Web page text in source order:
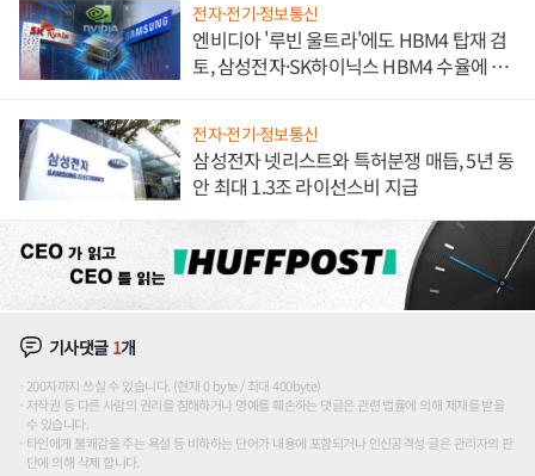
전자·전기·정보통신
엔비디아 '루빈 울트라'에도 HBM4 탑재 검
토, 삼성전자·SK하이닉스 HBM4 수율에 주
전자·전기·정보통신
삼성전자 넷리스트와 특허분쟁 매듭, 5년 동
안 최대 1.3조 라이선스비 지급
기사댓글 1개
200자까지 쓰실 수 있습니다. (현재 0 byte / 최대 400byte)
저작권 등 다른 사람의 권리를 침해하거나 명예를 훼손하는 댓글은 관련 법률에 의해 제재를 받을
수 있습니다.
타인에게 불쾌감을 주는 욕설 등 비하하는 단어가 내용에 포함되거나 인신공격성 글은 관리자의 판
단에 의해 삭제 합니다.